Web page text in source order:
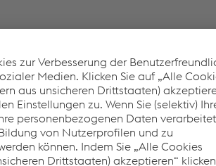
einer Zuglänge von 293 Metern wurde
es 30 Doppel-Waggons mit einer
Diese werden für den Transport von
der LogServ-Tochter CargoServ in
Leichtbaustähle von voestalpine
zu vier Tonnen pro Waggon – unter
Für den Erztransport bedeutet diese